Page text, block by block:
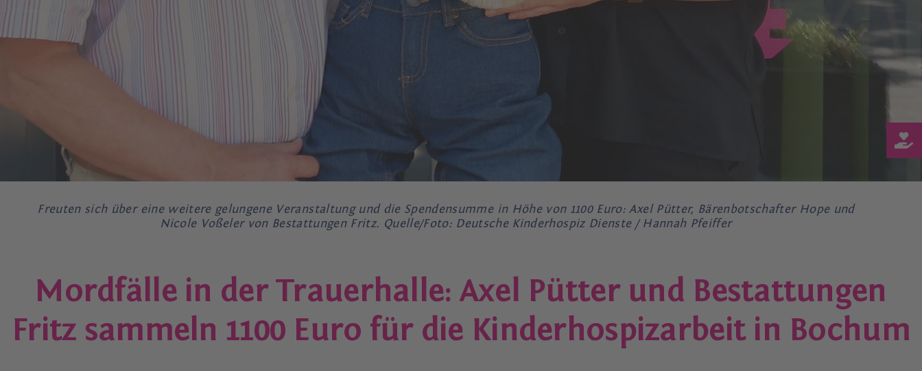
Freuten sich über eine weitere gelungene Veranstaltung und die Spendensumme in Höhe von 1100 Euro: Axel Pütter, Bärenbotschafter Hope und
Nicole Voßeler von Bestattungen Fritz. Quelle/Foto: Deutsche Kinderhospiz Dienste / Hannah Pfeiffer
Mordfälle in der Trauerhalle: Axel Pütter und Bestattungen
Fritz sammeln 1100 Euro für die Kinderhospizarbeit in Bochum